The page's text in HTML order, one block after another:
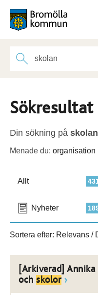
Sökresultat
Din sökning på skolan
Menade du: organisation
Allt
Nyheter
Sortera efter: Relevans /
[Arkiverad]
och skolor